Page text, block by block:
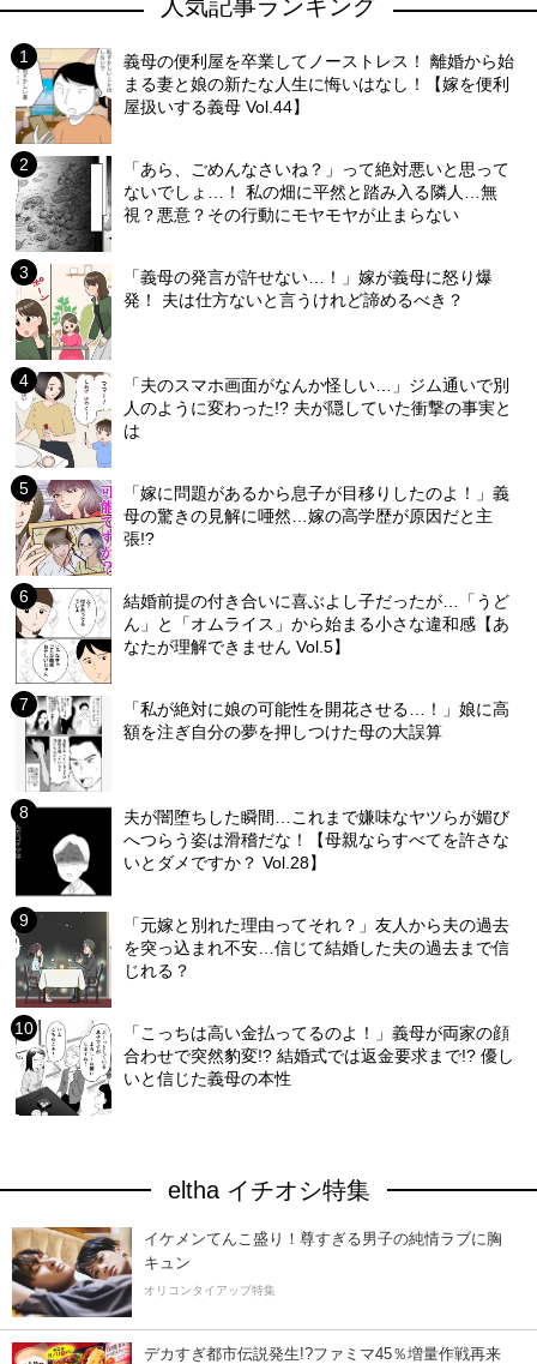
人気記事ランキング
義母の便利屋を卒業してノーストレス！ 離婚から始
まる妻と娘の新たな人生に悔いはなし！【嫁を便利
屋扱いする義母 Vol.44】
「あら、ごめんなさいね？」って絶対悪いと思って
ないでしょ…！ 私の畑に平然と踏み入る隣人…無
視？悪意？その行動にモヤモヤが止まらない
「義母の発言が許せない…！」嫁が義母に怒り爆
発！ 夫は仕方ないと言うけれど諦めるべき？
「夫のスマホ画面がなんか怪しい…」ジム通いで別
人のように変わった!? 夫が隠していた衝撃の事実と
は
「嫁に問題があるから息子が目移りしたのよ！」義
母の驚きの見解に唖然…嫁の高学歴が原因だと主
張!?
結婚前提の付き合いに喜ぶよし子だったが…「うど
ん」と「オムライス」から始まる小さな違和感【あ
なたが理解できません Vol.5】
「私が絶対に娘の可能性を開花させる…！」娘に高
額を注ぎ自分の夢を押しつけた母の大誤算
夫が闇堕ちした瞬間…これまで嫌味なヤツらが媚び
へつらう姿は滑稽だな！【母親ならすべてを許さな
いとダメですか？ Vol.28】
「元嫁と別れた理由ってそれ？」友人から夫の過去
を突っ込まれ不安…信じて結婚した夫の過去まで信
じれる？
「こっちは高い金払ってるのよ！」義母が両家の顔
合わせで突然豹変!? 結婚式では返金要求まで!? 優し
いと信じた義母の本性
eltha イチオシ特集
イケメンてんこ盛り！尊すぎる男子の純情ラブに胸
キュン
オリコンタイアップ特集
デカすぎ都市伝説発生!?ファミマ45％増量作戦再来